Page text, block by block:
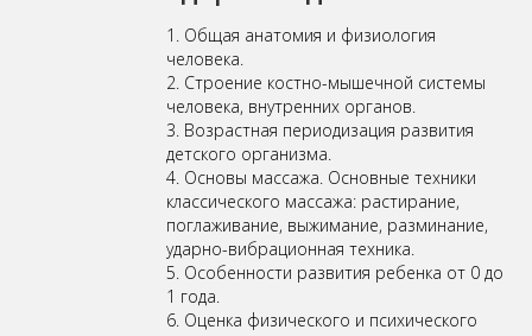
1. Общая анатомия и физиология
человека.
2. Строение костно-мышечной системы
человека, внутренних органов.
3. Возрастная периодизация развития
детского организма.
4. Основы массажа. Основные техники
классического массажа: растирание,
поглаживание, выжимание, разминание,
ударно-вибрационная техника.
5. Особенности развития ребенка от 0 до
1 года.
6. Оценка физического и психического